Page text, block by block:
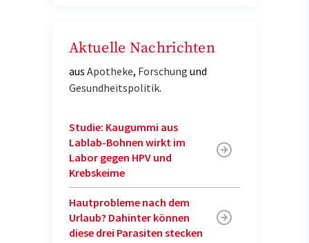
Aktuelle Nachrichten
aus Apotheke, Forschung und
Gesundheitspolitik.
Studie: Kaugummi aus
Lablab-Bohnen wirkt im
Labor gegen HPV und
Krebskeime
Hautprobleme nach dem
Urlaub? Dahinter können
diese drei Parasiten stecken